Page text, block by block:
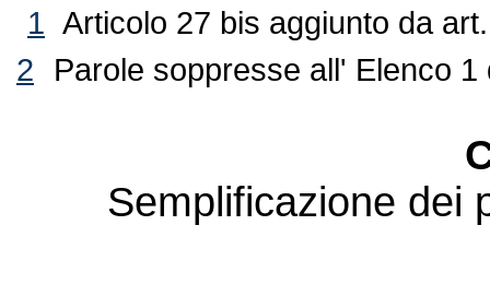
1 Articolo 27 bis aggiunto da
2
Parole soppresse all' Elenco
Semplificazione dei